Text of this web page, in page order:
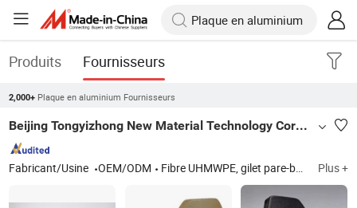
Produits Fournisseurs
2,000+ Plaque en aluminium Fournisseurs
Beijing Tongyizhong New Material Technology Corporation
Fabricant/Usine OEM/ODM Fibre UHMWPE, gilet pare-balles, casque balistique, feuille Ud, plaque de protection corporelle, plaque d'armure, équipement de police, casque pare-balles, PE Ud Plus +